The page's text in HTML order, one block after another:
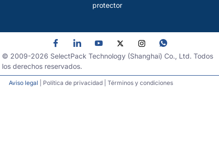
protector
© 2009-2026 SelectPack Technology (Shanghai) Co., Ltd. Todos
los derechos reservados.
Aviso legal | Política de privacidad | Términos y condiciones